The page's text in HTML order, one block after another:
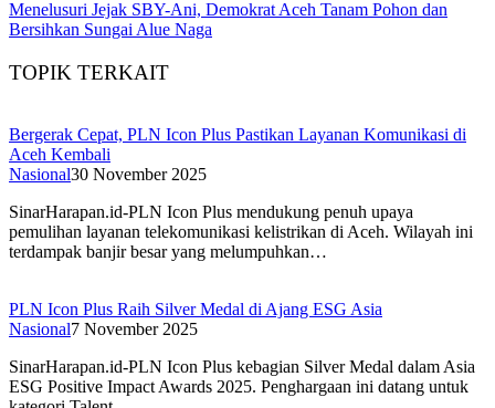
Menelusuri Jejak SBY-Ani, Demokrat Aceh Tanam Pohon dan
Bersihkan Sungai Alue Naga
TOPIK TERKAIT
Bergerak Cepat, PLN Icon Plus Pastikan Layanan Komunikasi di
Aceh Kembali
Nasional30 November 2025
SinarHarapan.id-PLN Icon Plus mendukung penuh upaya
pemulihan layanan telekomunikasi kelistrikan di Aceh. Wilayah ini
terdampak banjir besar yang melumpuhkan…
PLN Icon Plus Raih Silver Medal di Ajang ESG Asia
Nasional7 November 2025
SinarHarapan.id-PLN Icon Plus kebagian Silver Medal dalam Asia
ESG Positive Impact Awards 2025. Penghargaan ini datang untuk